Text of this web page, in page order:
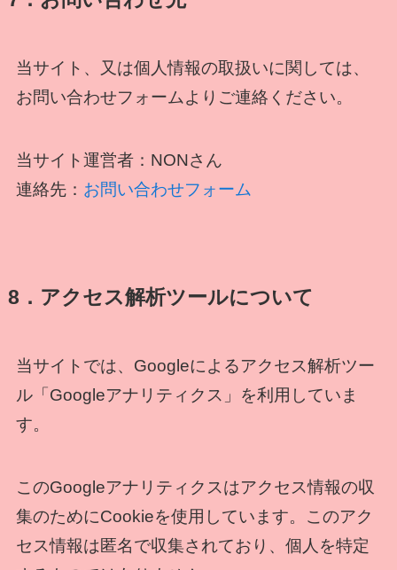
当サイト、又は個人情報の取扱いに関しては、
お問い合わせフォームよりご連絡ください。
当サイト運営者：NONさん
連絡先： お問い合わせフォーム
8．アクセス解析ツールについて
当サイトでは、Googleによるアクセス解析ツー
ル「Googleアナリティクス」を利用していま
す。
このGoogleアナリティクスはアクセス情報の収
集のためにCookieを使用しています。このアク
セス情報は匿名で収集されており、個人を特定